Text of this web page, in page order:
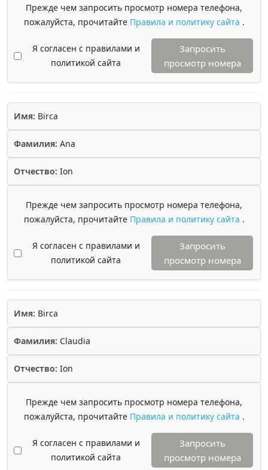
Прежде чем запросить просмотр номера телефона,
пожалуйста, прочитайте Правила и политику сайта .
Я согласен с правилами и
политикой сайта
Запросить
просмотр номера
Имя: Birca
Фамилия: Ana
Отчество: Ion
Прежде чем запросить просмотр номера телефона,
пожалуйста, прочитайте Правила и политику сайта .
Я согласен с правилами и
политикой сайта
Запросить
просмотр номера
Имя: Birca
Фамилия: Claudia
Отчество: Ion
Прежде чем запросить просмотр номера телефона,
пожалуйста, прочитайте Правила и политику сайта .
Я согласен с правилами и
политикой сайта
Запросить
просмотр номера